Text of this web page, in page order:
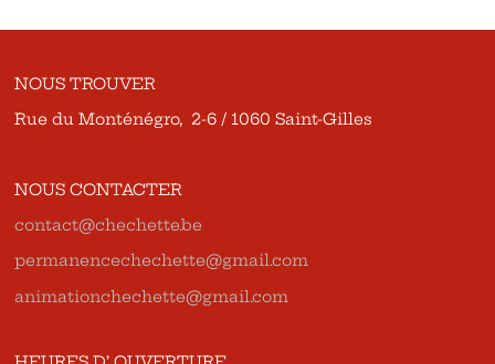
NOUS TROUVER
Rue du Monténégro, 2-6 / 1060 Saint-Gilles
NOUS CONTACTER
contact@chechette.be
permanencechechette@gmail.com
animationchechette@gmail.com